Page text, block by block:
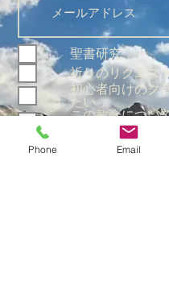
聖書研究
祈りのリクエス
初心者向けのク
たい
この教会につい
Phone Email